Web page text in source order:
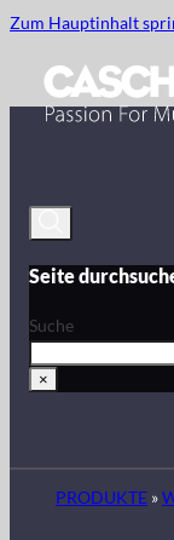
Zum Hauptinhalt
Seite
Suche
×
PRODUKTE »